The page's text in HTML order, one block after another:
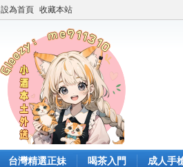
設為首頁 收藏本站
台灣精選正妹 喝茶入門 成人手